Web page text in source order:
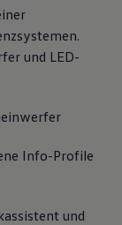
und Radio
und LED-
Info-Profile
und